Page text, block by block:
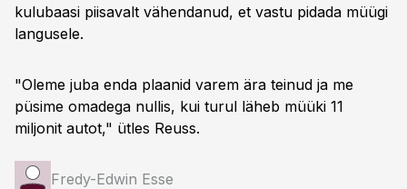
kulubaasi piisavalt vähendanud, et vastu pidada müügi
langusele.
"Oleme juba enda plaanid varem ära teinud ja me
püsime omadega nullis, kui turul läheb müüki 11
miljonit autot," ütles Reuss.
Fredy-Edwin Esse